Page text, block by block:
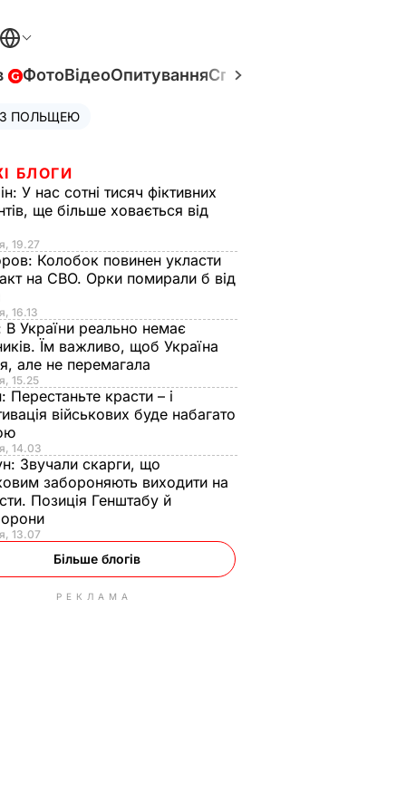
ФотоВідеоОпитуванняСпецпроєкти
ПОЛЬЩЕЮ
БЛОГИ
У нас сотні тисяч фіктивних
ще більше ховається від
19.27
Колобок повинен укласти
на СВО. Орки помирали б від
16.13
В України реально немає
Їм важливо, щоб Україна
але не перемагала
15.25
Перестаньте красти – і
військових буде набагато
14.03
Звучали скарги, що
забороняють виходити на
Позиція Генштабу й
13.07
Більше блогів
РЕКЛАМА